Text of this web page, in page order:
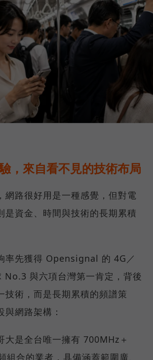
，來自看不見的技術布局
網路很好用是一種感覺，但對電
是資金、時間與技術的長期累積
率先獲得 Opensignal 的 4G／
No.3 與六項台灣第一肯定，背後
技術，而是長期累積的頻譜策
與網路架構：
大是全台唯一擁有 700MHz＋
組合的業者，具備涵蓋範圍廣、